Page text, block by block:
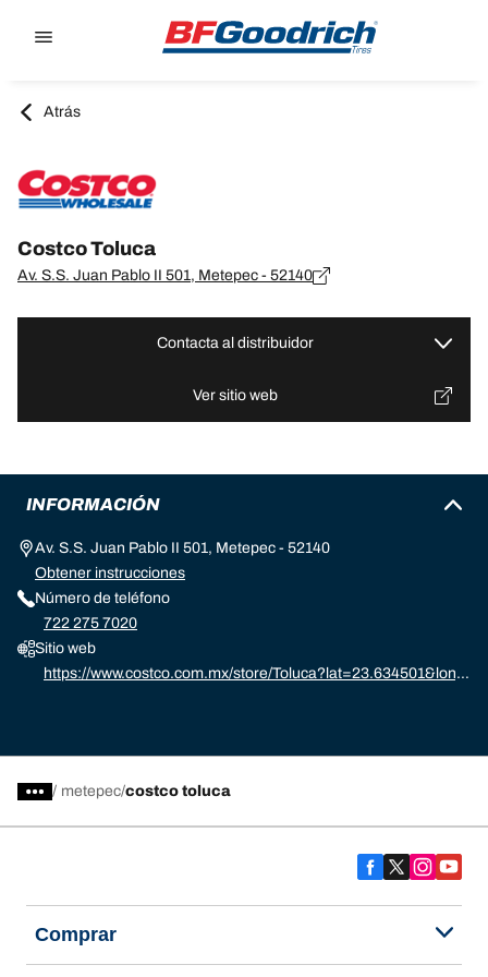
Atrás
Costco Toluca
Av. S.S. Juan Pablo II 501, Metepec - 52140
Contacta al distribuidor
Ver sitio web
INFORMACIÓN
Av. S.S. Juan Pablo II 501, Metepec - 52140
Obtener instrucciones
Número de teléfono
722 275 7020
Sitio web
https://www.costco.com.mx/store/Toluca?lat=23.634501&long
/ metepec costco toluca
Comprar